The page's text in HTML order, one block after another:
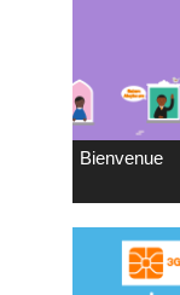
Bienvenue